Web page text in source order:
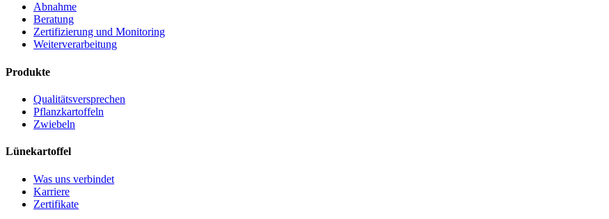
Abnahme
Beratung
Zertifizierung und Monitoring
Weiterverarbeitung
Produkte
Qualitätsversprechen
Pflanzkartoffeln
Zwiebeln
Lünekartoffel
Was uns verbindet
Karriere
Zertifikate